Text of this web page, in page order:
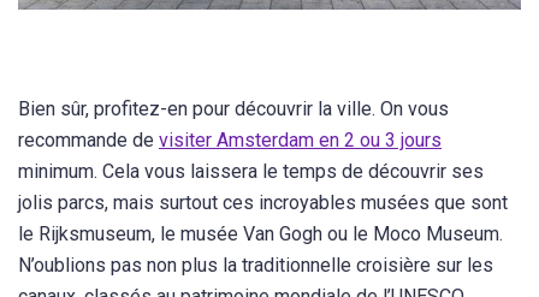
Bien sûr, profitez-en pour découvrir la ville. On vous
recommande de visiter Amsterdam en 2 ou 3 jours
minimum. Cela vous laissera le temps de découvrir ses
jolis parcs, mais surtout ces incroyables musées que sont
le Rijksmuseum, le musée Van Gogh ou le Moco Museum.
N’oublions pas non plus la traditionnelle croisière sur les